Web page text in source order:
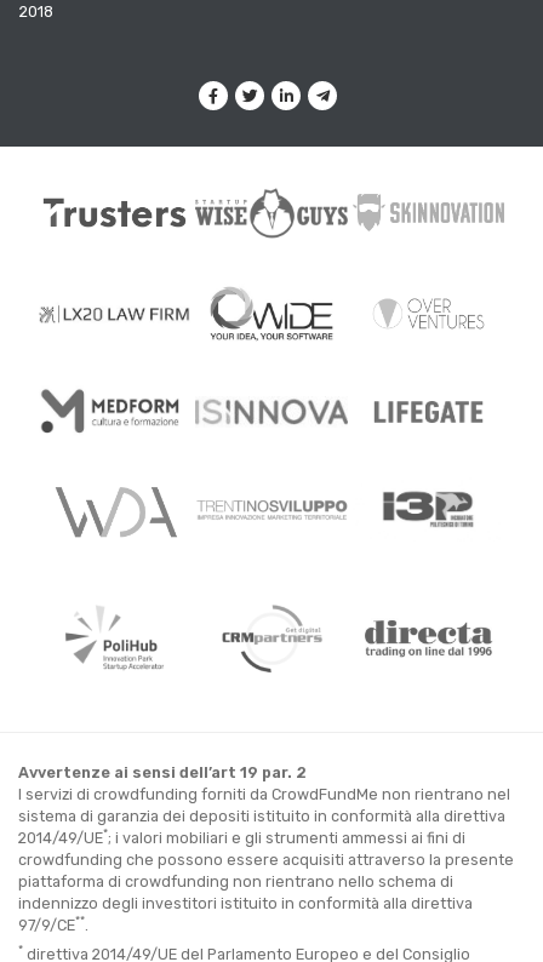
2018
Avvertenze ai sensi dell’art 19 par. 2
I servizi di crowdfunding forniti da CrowdFundMe non rientrano nel
sistema di garanzia dei depositi istituito in conformità alla direttiva
2014/49/UE*; i valori mobiliari e gli strumenti ammessi ai fini di
crowdfunding che possono essere acquisiti attraverso la presente
piattaforma di crowdfunding non rientrano nello schema di
indennizzo degli investitori istituito in conformità alla direttiva
97/9/CE**
* direttiva 2014/49/UE del Parlamento Europeo e del Consiglio